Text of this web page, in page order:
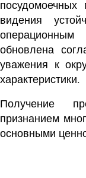
видения
обновлена
уважения к
характеристики.
Получение
признанием
основными